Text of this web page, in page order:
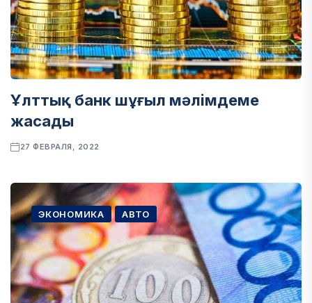
Ұлттық банк шұғыл мәлімдеме
жасады
27 ФЕВРАЛЯ, 2022
ЭКОНОМИКА АВТО